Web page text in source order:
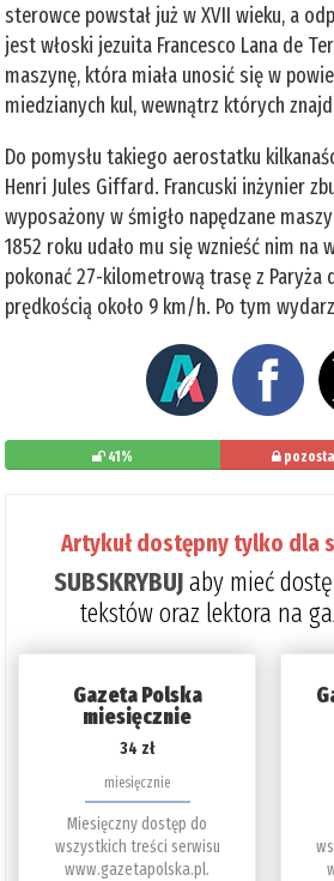
sterowce powstał już w XVII wieku, a
jest włoski jezuita Francesco Lana de
maszynę, która miała unosić się w
miedzianych kul, wewnątrz których
Do pomysłu takiego aerostatku
Henri Jules Giffard. Francuski inżynier
wyposażony w śmigło napędzane
1852 roku udało mu się wznieść nim na
pokonać 27-kilometrową trasę z Paryża
prędkością około 9 km/h. Po tym
41%
Artykuł dostępny tylko dla
SUBSKRYBUJaby mieć
tekstów oraz lektora na
Gazeta Polska
miesięcznie
34 zł
miesięcznie
Miesięczny dostęp do
wszystkich treści serwisu
www.gazetapolska.pl.